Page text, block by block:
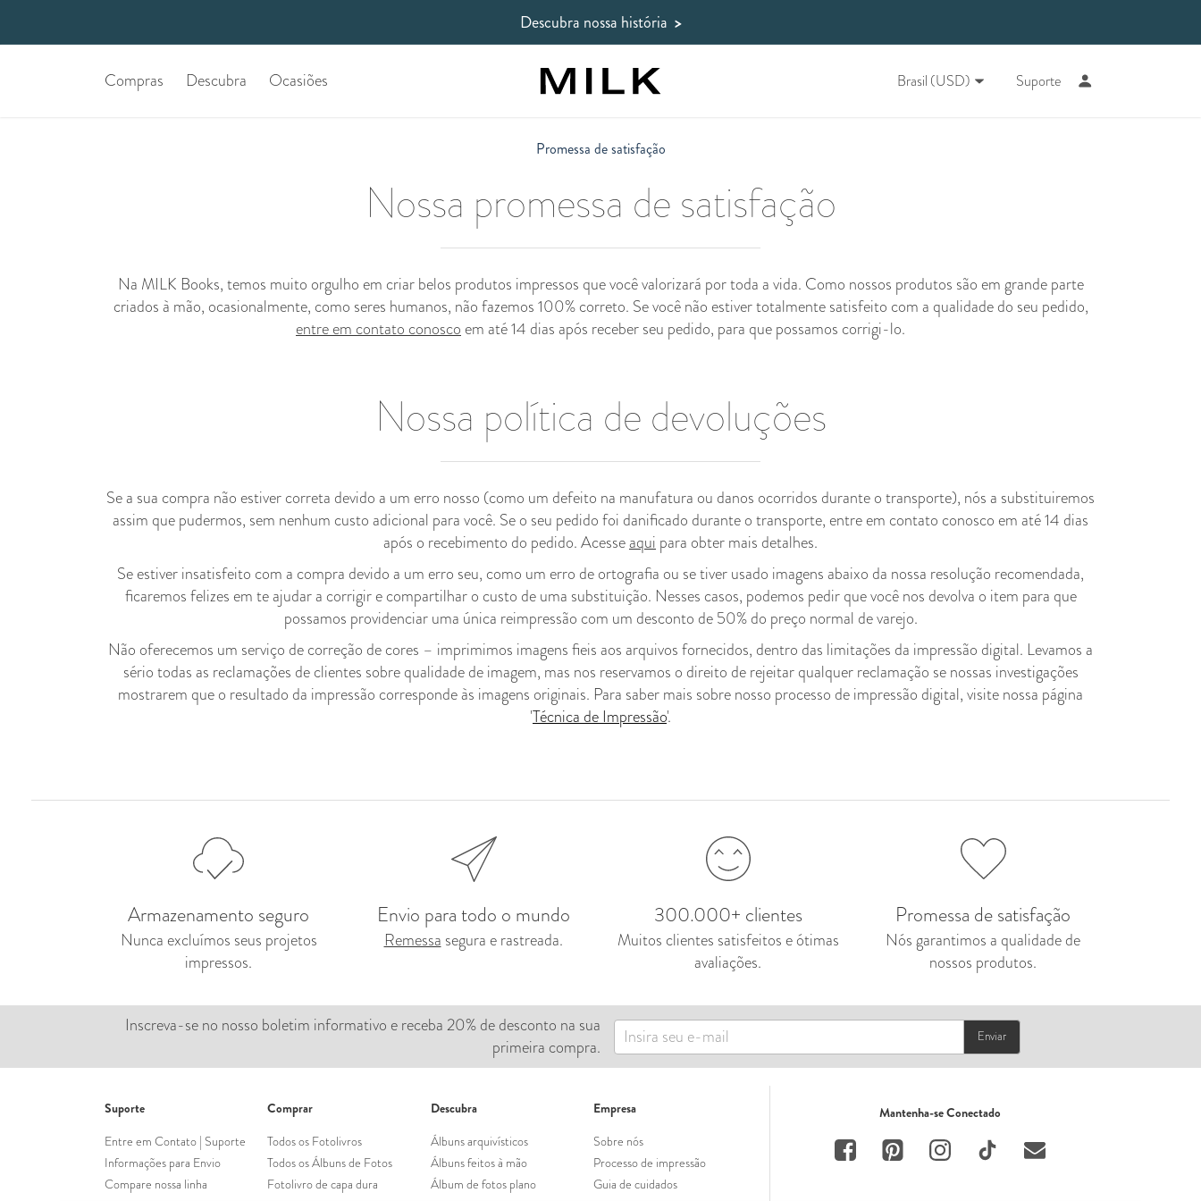
Descubra nossa história >
Compras Descubra Ocasiões Brasil (USD) Suporte
Promessa de satisfação
Nossa promessa de satisfação
Na MILK Books, temos muito orgulho em criar belos produtos impressos que você valorizará por toda a vida. Como nossos produtos são em grande parte
criados à mão, ocasionalmente, como seres humanos, não fazemos 100% correto. Se você não estiver totalmente satisfeito com a qualidade do seu pedido,
entre em contato conosco em até 14 dias após receber seu pedido, para que possamos corrigi-lo.
Nossa política de devoluções
Se a sua compra não estiver correta devido a um erro nosso (como um defeito na manufatura ou danos ocorridos durante o transporte), nós a substituiremos
assim que pudermos, sem nenhum custo adicional para você. Se o seu pedido foi danificado durante o transporte, entre em contato conosco em até 14 dias
após o recebimento do pedido. Acesseaqui para obter mais detalhes.
Se estiver insatisfeito com a compra devido a um erro seu, como um erro de ortografia ou se tiver usado imagens abaixo da nossa resolução recomendada,
ficaremos felizes em te ajudar a corrigir e compartilhar o custo de uma substituição. Nesses casos, podemos pedir que você nos devolva o item para que
possamos providenciar uma única reimpressão com um desconto de 50% do preço normal de varejo.
Não oferecemos um serviço de correção de cores – imprimimos imagens fieis aos arquivos fornecidos, dentro das limitações da impressão digital. Levamos a
sério todas as reclamações de clientes sobre qualidade de imagem, mas nos reservamos o direito de rejeitar qualquer reclamação se nossas investigações
mostrarem que o resultado da impressão corresponde às imagens originais. Para saber mais sobre nosso processo de impressão digital, visite nossa página
'Técnica de Impressão'.
Armazenamento seguro
Nunca excluímos seus projetos
impressos.
Envio para todo o mundo
Remessa segura e rastreada.
300.000+ clientes
Muitos clientes satisfeitos e ótimas
avaliações.
Promessa de satisfação
Nósgarantimosa qualidade de
nossos produtos.
Inscreva-se no nosso boletim informativo e receba 20% de desconto na sua
primeira compra.
Enviar
Mantenha-se Conectado
Suporte
Entre em Contato | Suporte
Informações para Envio
Compare nossa linha
Comprar
Todos os Fotolivros
Todos os Álbuns de Fotos
Fotolivro de capa dura
Descubra
Álbuns arquivísticos
Álbuns feitos à mão
Álbum de fotos plano
Empresa
Sobre nós
Processo de impressão
Guia de cuidados